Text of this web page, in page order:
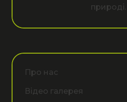
природі.
Про нас
Відео галерея